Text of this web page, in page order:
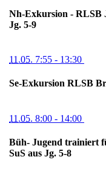
Nh-Exkursion - RLSB
Jg. 5-9
11.05. 7:55 - 13:30
Se-Exkursion RLSB
11.05. 8:00 - 14:00
Büh- Jugend trainiert
SuS aus Jg. 5-8